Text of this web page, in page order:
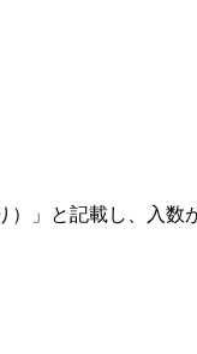
」と記載し、入数